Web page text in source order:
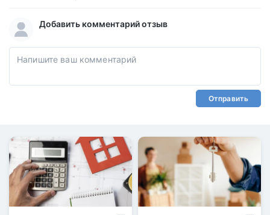
Добавить комментарий отзыв
Отправить